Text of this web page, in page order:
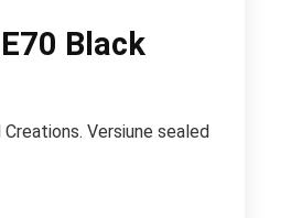
Black
Versiune sealed